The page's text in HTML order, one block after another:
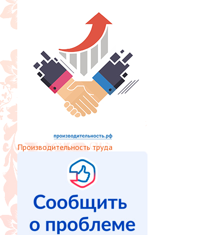
Производительность труда